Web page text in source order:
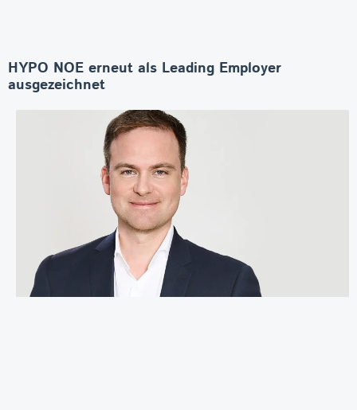
HYPO NOE erneut als Leading Employer
ausgezeichnet